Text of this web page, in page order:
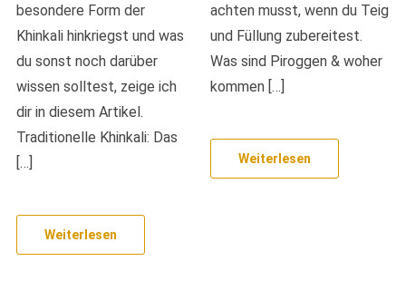
besondere Form der
Khinkali hinkriegst und was
du sonst noch darüber
wissen solltest, zeige ich
dir in diesem Artikel.
Traditionelle Khinkali: Das
[…]
Weiterlesen
achten musst, wenn du Teig
und Füllung zubereitest.
Was sind Piroggen & woher
kommen […]
Weiterlesen